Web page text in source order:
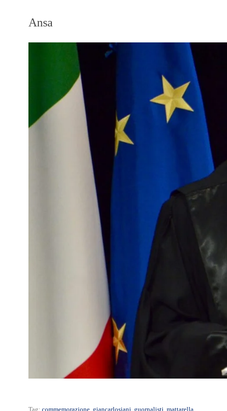
Ansa
Tag: commemorazione giancarlosiani guornalisti mattarella